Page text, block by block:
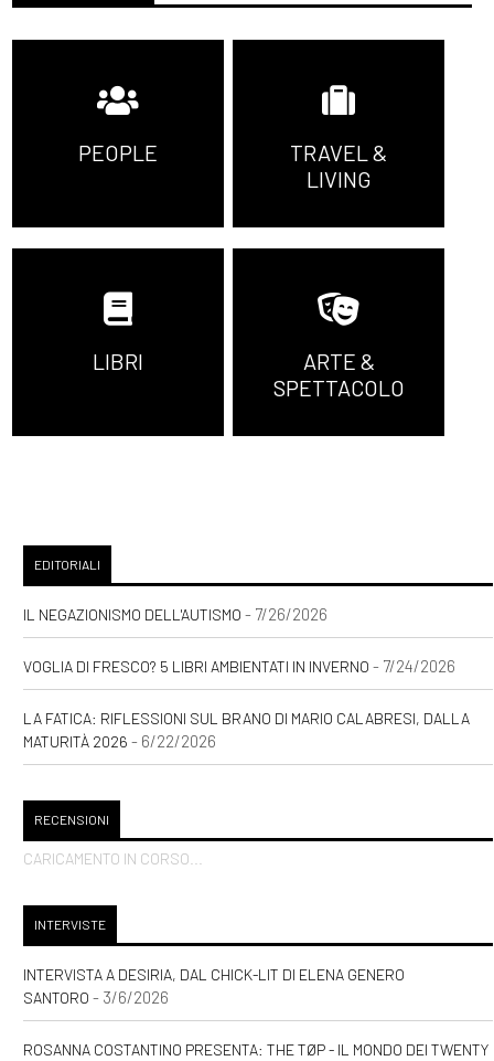
PEOPLE
TRAVEL &
LIVING
LIBRI
ARTE &
SPETTACOLO
EDITORIALI
IL NEGAZIONISMO DELL'AUTISMO - 7/26/2026
VOGLIA DI FRESCO? 5 LIBRI AMBIENTATI IN INVERNO - 7/24/2026
LA FATICA: RIFLESSIONI SUL BRANO DI MARIO CALABRESI, DALLA
MATURITÀ 2026 - 6/22/2026
RECENSIONI
CARICAMENTO IN CORSO...
INTERVISTE
INTERVISTA A DESIRIA, DAL CHICK-LIT DI ELENA GENERO
SANTORO - 3/6/2026
ROSANNA COSTANTINO PRESENTA: THE TØP - IL MONDO DEI TWENTY